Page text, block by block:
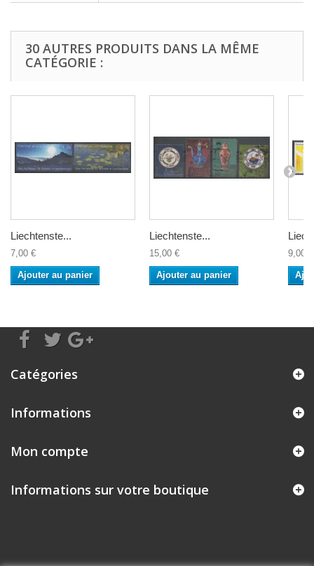
30 AUTRES PRODUITS DANS LA MÊME
CATÉGORIE :
Liechtenste...
7,00 €
Ajouter au panier
Liechtenste...
15,00 €
Ajouter au panier
9,00 €
Catégories
Informations
Mon compte
Informations sur votre boutique